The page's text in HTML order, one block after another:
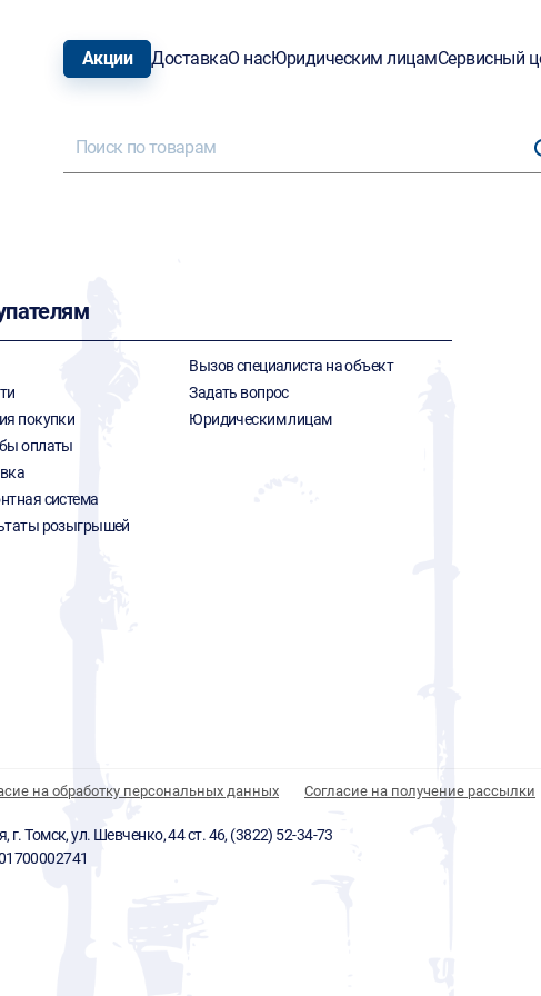
Акции ДоставкаО насЮридическим лицамСервисный
покупки
оплаты
система
розыгрышей
Вызов специалиста на объект
Задать вопрос
Юридическим лицам
на обработку персональных данных Согласие на получение рассылки
Томск, ул. Шевченко, 44 ст. 46, (3822) 52-34-73